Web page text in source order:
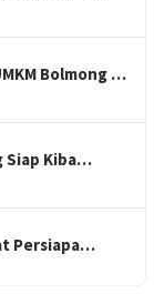
Bolmong …
Siap Kiba…
Persiapa…